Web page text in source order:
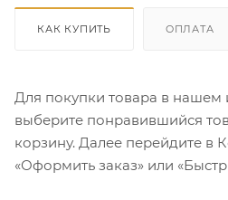
КАК КУПИТЬ ОПЛАТА
Для покупки товара в нашем
выберите понравившийся
корзину. Далее перейдите в
«Оформить заказ» или